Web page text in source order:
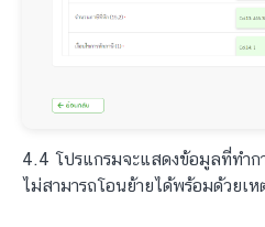
4.4 โปรแกรมจะแสดงข้อมูลที่ทำก
ไม่สามารถโอนย้ายได้พร้อมด้วยเห